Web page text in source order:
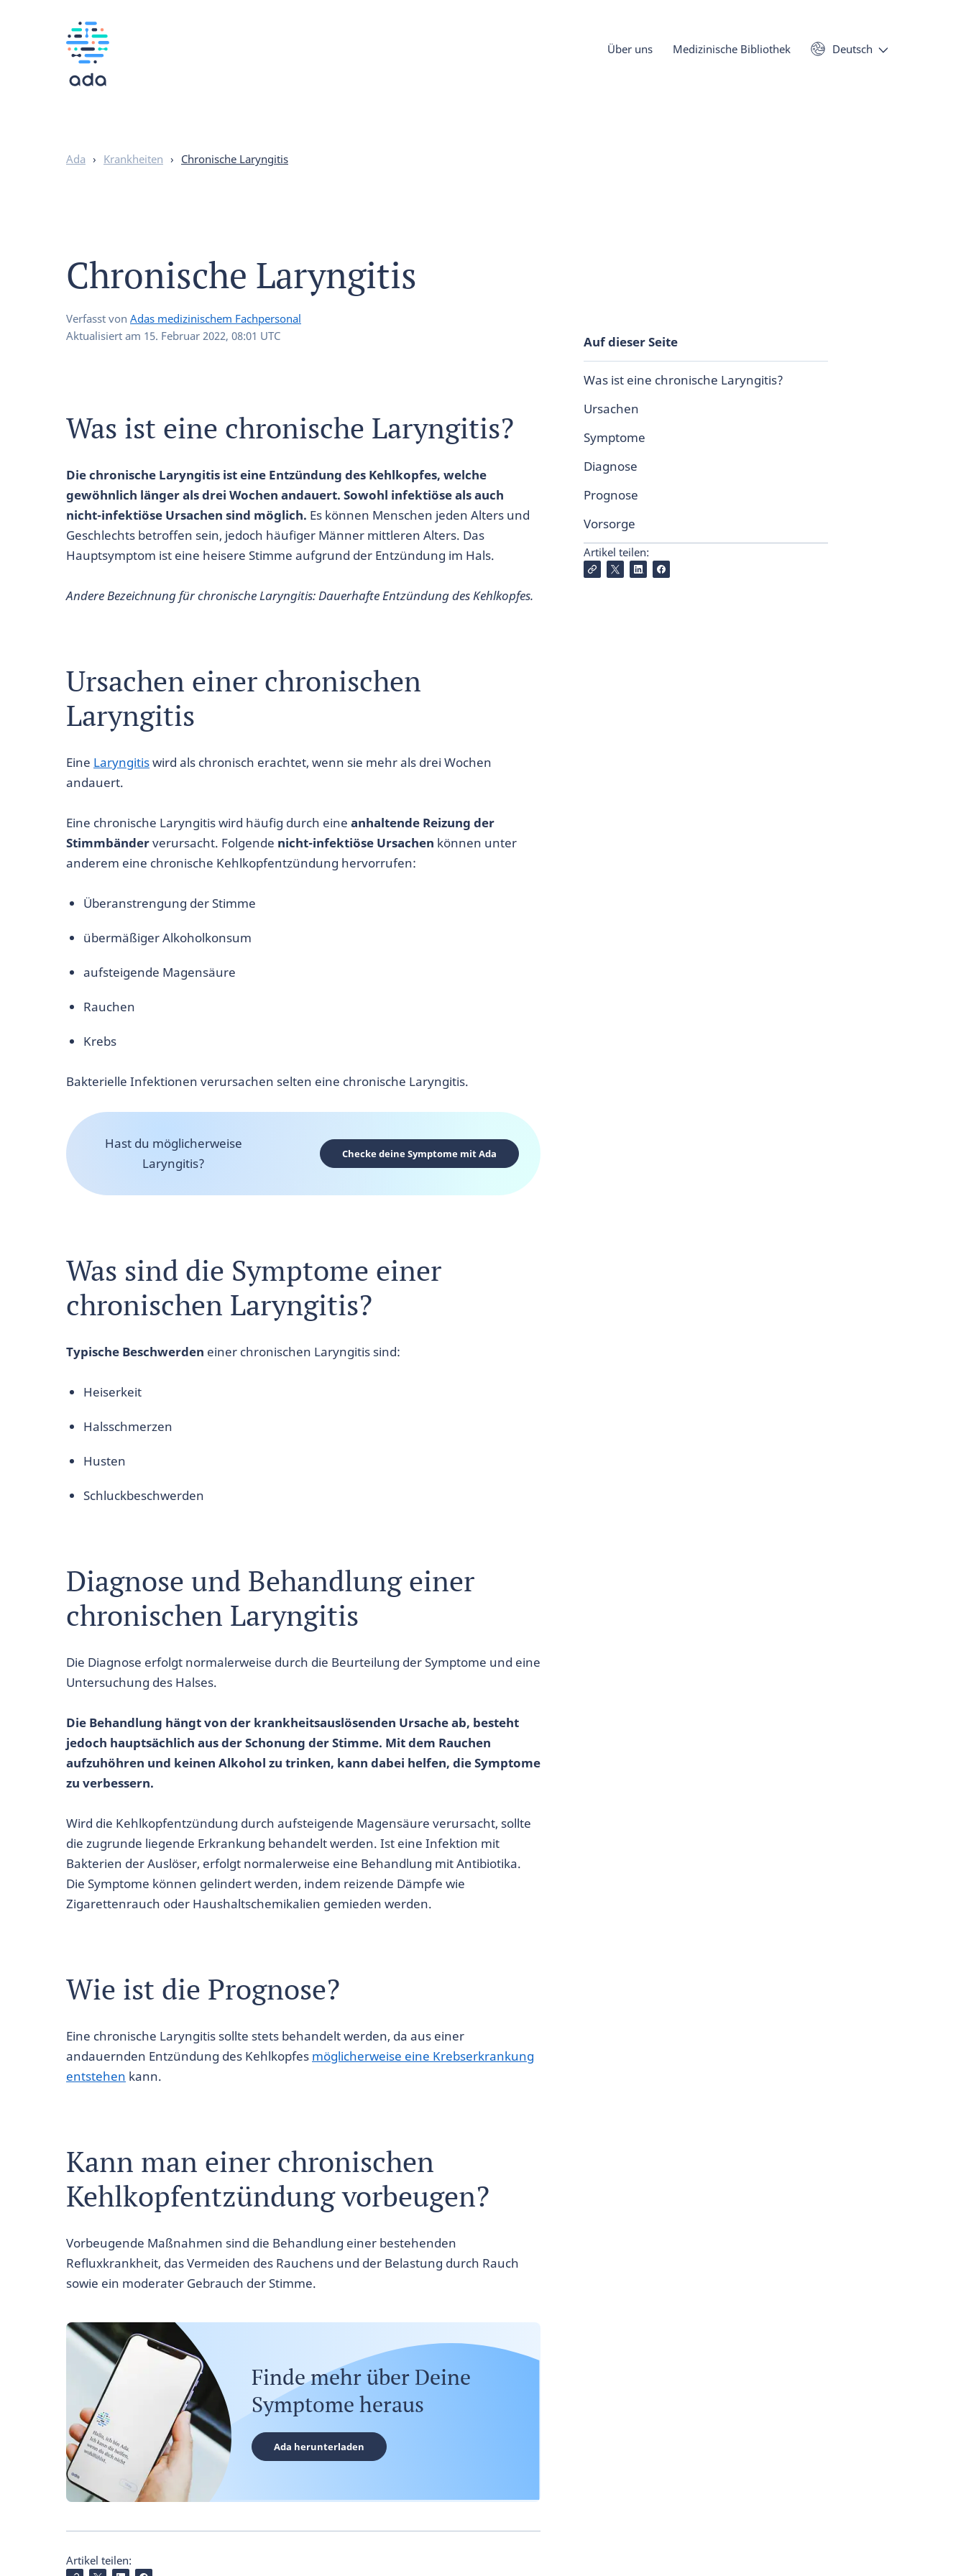
Über uns Medizinische Bibliothek Deutsch
Ada › Krankheiten › Chronische Laryngitis
Chronische Laryngitis
Verfasst von Adas medizinischem Fachpersonal
Aktualisiert am 15. Februar 2022, 08:01 UTC Auf dieser Seite
Was ist eine chronische Laryngitis?
Ursachen
Symptome
Diagnose
Prognose
Vorsorge
Artikel teilen:
Was ist eine chronische Laryngitis?
Die chronische Laryngitis ist eine Entzündung des Kehlkopfes, welche
gewöhnlich länger als drei Wochen andauert. Sowohl infektiöse als auch
nicht-infektiöse Ursachen sind möglich. Es können Menschen jeden Alters und
Geschlechts betroffen sein, jedoch häufiger Männer mittleren Alters. Das
Hauptsymptom ist eine heisere Stimme aufgrund der Entzündung im Hals.
Andere Bezeichnung für chronische Laryngitis: Dauerhafte Entzündung des Kehlkopfes.
Ursachen einer chronischen
Laryngitis
Eine Laryngitiswird als chronisch erachtet, wenn sie mehr als drei Wochen
andauert.
Eine chronische Laryngitis wird häufig durch eine anhaltende Reizung der
Stimmbänderverursacht. Folgende nicht-infektiöse Ursachen können unter
anderem eine chronische Kehlkopfentzündung hervorrufen:
Überanstrengung der Stimme
übermäßiger Alkoholkonsum
aufsteigende Magensäure
Rauchen
Krebs
Bakterielle Infektionen verursachen selten eine chronische Laryngitis.
Hast du möglicherweise
Laryngitis?
Checke deine Symptome mit Ada
Was sind die Symptome einer
chronischen Laryngitis?
Typische Beschwerden einer chronischen Laryngitis sind:
Heiserkeit
Halsschmerzen
Husten
Schluckbeschwerden
Diagnose und Behandlung einer
chronischen Laryngitis
Die Diagnose erfolgt normalerweise durch die Beurteilung der Symptome und eine
Untersuchung des Halses.
Die Behandlung hängt von der krankheitsauslösenden Ursache ab, besteht
jedoch hauptsächlich aus der Schonung der Stimme. Mit dem Rauchen
aufzuhöhren und keinen Alkohol zu trinken, kann dabei helfen, die Symptome
zu verbessern.
Wird die Kehlkopfentzündung durch aufsteigende Magensäure verursacht, sollte
die zugrunde liegende Erkrankung behandelt werden. Ist eine Infektion mit
Bakterien der Auslöser, erfolgt normalerweise eine Behandlung mit Antibiotika.
Die Symptome können gelindert werden, indem reizende Dämpfe wie
Zigarettenrauch oder Haushaltschemikalien gemieden werden.
Wie ist die Prognose?
Eine chronische Laryngitis sollte stets behandelt werden, da aus einer
andauernden Entzündung des Kehlkopfes möglicherweise eine Krebserkrankung
entstehen kann.
Kann man einer chronischen
Kehlkopfentzündung vorbeugen?
Vorbeugende Maßnahmen sind die Behandlung einer bestehenden
Refluxkrankheit, das Vermeiden des Rauchens und der Belastung durch Rauch
sowie ein moderater Gebrauch der Stimme.
Finde mehr über Deine
Symptome heraus
Ada herunterladen
Artikel teilen: